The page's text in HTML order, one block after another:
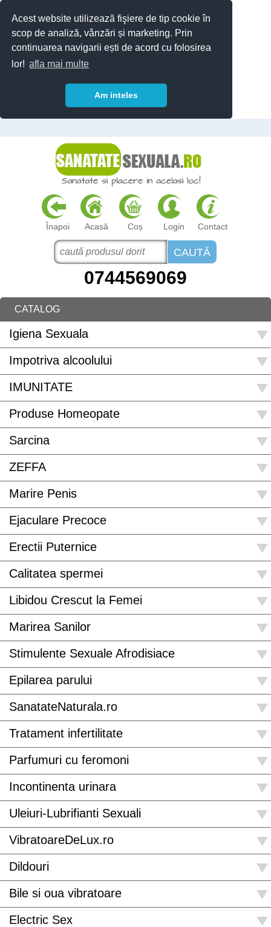
Acest website utilizează fişiere de tip cookie în
scop de analiză, vânzări și marketing. Prin
continuarea navigarii ești de acord cu folosirea
lor! afla mai multe
Am inteles
Înapoi Acasă Coș Login Contact
0744569069
CATALOG
Igiena Sexuala
Impotriva alcoolului
IMUNITATE
Produse Homeopate
Sarcina
ZEFFA
Marire Penis
Ejaculare Precoce
Erectii Puternice
Calitatea spermei
Libidou Crescut la Femei
Marirea Sanilor
Stimulente Sexuale Afrodisiace
Epilarea parului
SanatateNaturala.ro
Tratament infertilitate
Parfumuri cu feromoni
Incontinenta urinara
Uleiuri-Lubrifianti Sexuali
VibratoareDeLux.ro
Dildouri
Bile si oua vibratoare
Electric Sex